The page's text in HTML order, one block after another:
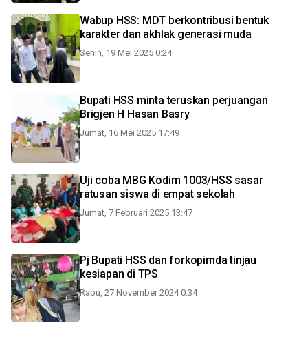
Wabup HSS: MDT berkontribusi bentuk
karakter dan akhlak generasi muda
Senin, 19 Mei 2025 0:24
Bupati HSS minta teruskan perjuangan
Brigjen H Hasan Basry
Jumat, 16 Mei 2025 17:49
Uji coba MBG Kodim 1003/HSS sasar
ratusan siswa di empat sekolah
Jumat, 7 Februari 2025 13:47
Pj Bupati HSS dan forkopimda tinjau
kesiapan di TPS
Rabu, 27 November 2024 0:34